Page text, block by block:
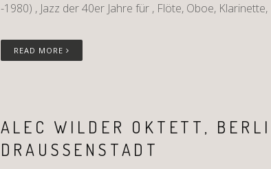
-1980) , Jazz der 40er Jahre für , Flöte, Oboe,
READ MORE
ALEC WILDER OKTETT,
DRAUSSENSTADT